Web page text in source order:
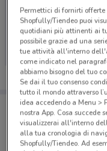
Ci dispiace, al
volantini nella
Porta
Puoi trovare
salvarle e
dal tuo
Permettici di fornirti
Shopfully/Tiendeo puoi
quotidiani più attinenti ai
possibile grazie ad una
tue attività all'interno
come indicato nel
abbiamo bisogno del tuo
Se dai il tuo consenso
tutto il mondo attraverso
idea accedendo a Menu >
nostra App. Cosa succede
visualizzerai all'interno
alla tua cronologia di
Shopfully/Tiendeo. Ad